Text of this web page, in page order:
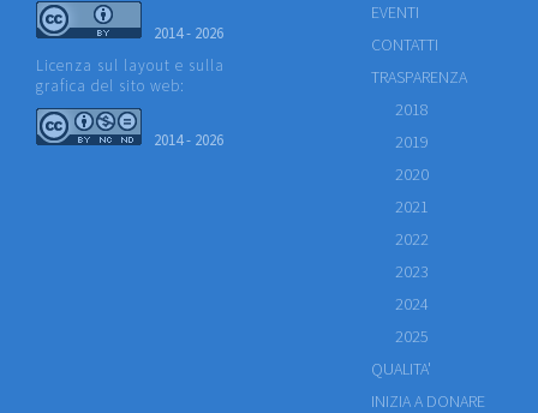
2014 - 2026
Licenza sul layout e sulla
grafica del sito web:
2014 - 2026
EVENTI
CONTATTI
TRASPARENZA
2018
2019
2020
2021
2022
2023
2024
2025
QUALITA'
INIZIA A DONARE